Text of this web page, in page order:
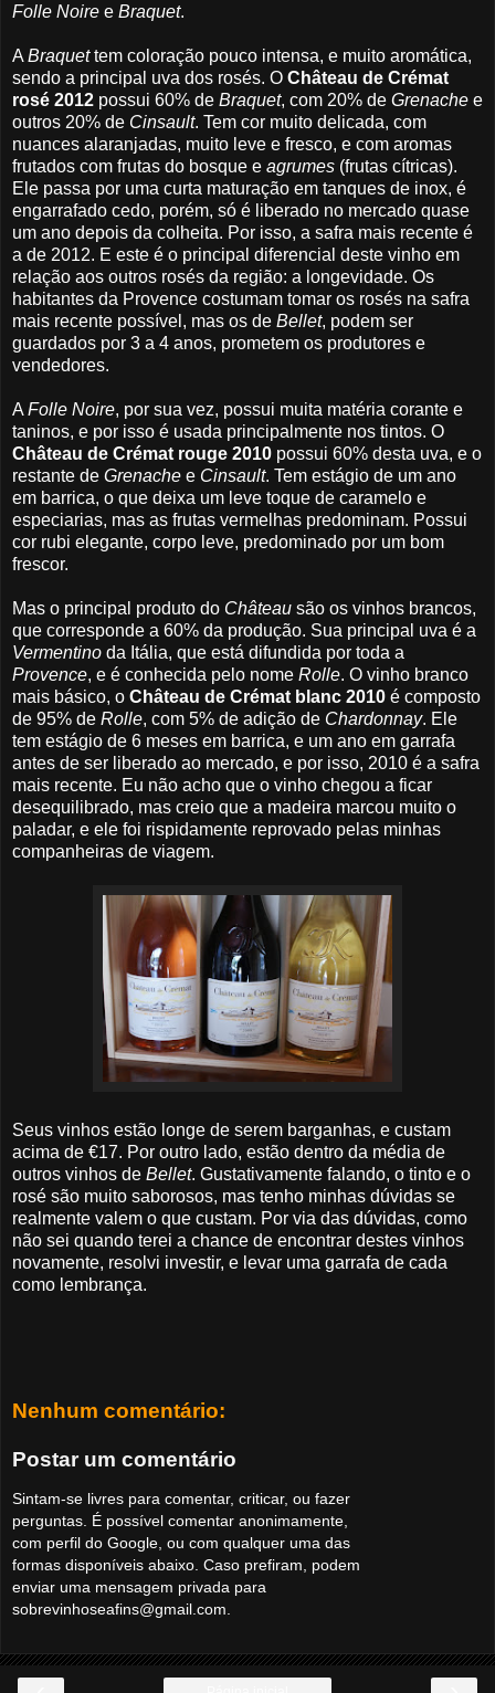
Folle Noire e Braquet.
A Braquettem coloração pouco intensa, e muito aromática,
sendo a principal uva dos rosés. O Château de Crémat
rosé 2012 possui 60% de Braquet, com 20% de Grenache e
outros 20% de Cinsault. Tem cor muito delicada, com
nuances alaranjadas, muito leve e fresco, e com aromas
frutados com frutas do bosque e agrumes (frutas cítricas).
Ele passa por uma curta maturação em tanques de inox, é
engarrafado cedo, porém, só é liberado no mercado quase
um ano depois da colheita. Por isso, a safra mais recente é
a de 2012. E este é o principal diferencial deste vinho em
relação aos outros rosés da região: a longevidade. Os
habitantes da Provence costumam tomar os rosés na safra
mais recente possível, mas os de Bellet, podem ser
guardados por 3 a 4 anos, prometem os produtores e
vendedores.
A Folle Noire, por sua vez, possui muita matéria corante e
taninos, e por isso é usada principalmente nos tintos. O
Château de Crémat rouge 2010 possui 60% desta uva, e o
restante de Grenache e Cinsault. Tem estágio de um ano
em barrica, o que deixa um leve toque de caramelo e
especiarias, mas as frutas vermelhas predominam. Possui
cor rubi elegante, corpo leve, predominado por um bom
frescor.
Mas o principal produto do Château são os vinhos brancos,
que corresponde a 60% da produção. Sua principal uva é a
Vermentino da Itália, que está difundida por toda a
Provence, e é conhecida pelo nome Rolle. O vinho branco
mais básico, o Château de Crémat blanc 2010 é composto
de 95% de Rolle, com 5% de adição de Chardonnay. Ele
tem estágio de 6 meses em barrica, e um ano em garrafa
antes de ser liberado ao mercado, e por isso, 2010 é a safra
mais recente. Eu não acho que o vinho chegou a ficar
desequilibrado, mas creio que a madeira marcou muito o
paladar, e ele foi rispidamente reprovado pelas minhas
companheiras de viagem.
Seus vinhos estão longe de serem barganhas, e custam
acima de €17. Por outro lado, estão dentro da média de
outros vinhos de Bellet. Gustativamente falando, o tinto e o
rosé são muito saborosos, mas tenho minhas dúvidas se
realmente valem o que custam. Por via das dúvidas, como
não sei quando terei a chance de encontrar destes vinhos
novamente, resolvi investir, e levar uma garrafa de cada
como lembrança.
Nenhum comentário:
Postar um comentário
Sintam-se livres para comentar, criticar, ou fazer
perguntas. É possível comentar anonimamente,
com perfil do Google, ou com qualquer uma das
formas disponíveis abaixo. Caso prefiram, podem
enviar uma mensagem privada para
sobrevinhoseafins@gmail.com.